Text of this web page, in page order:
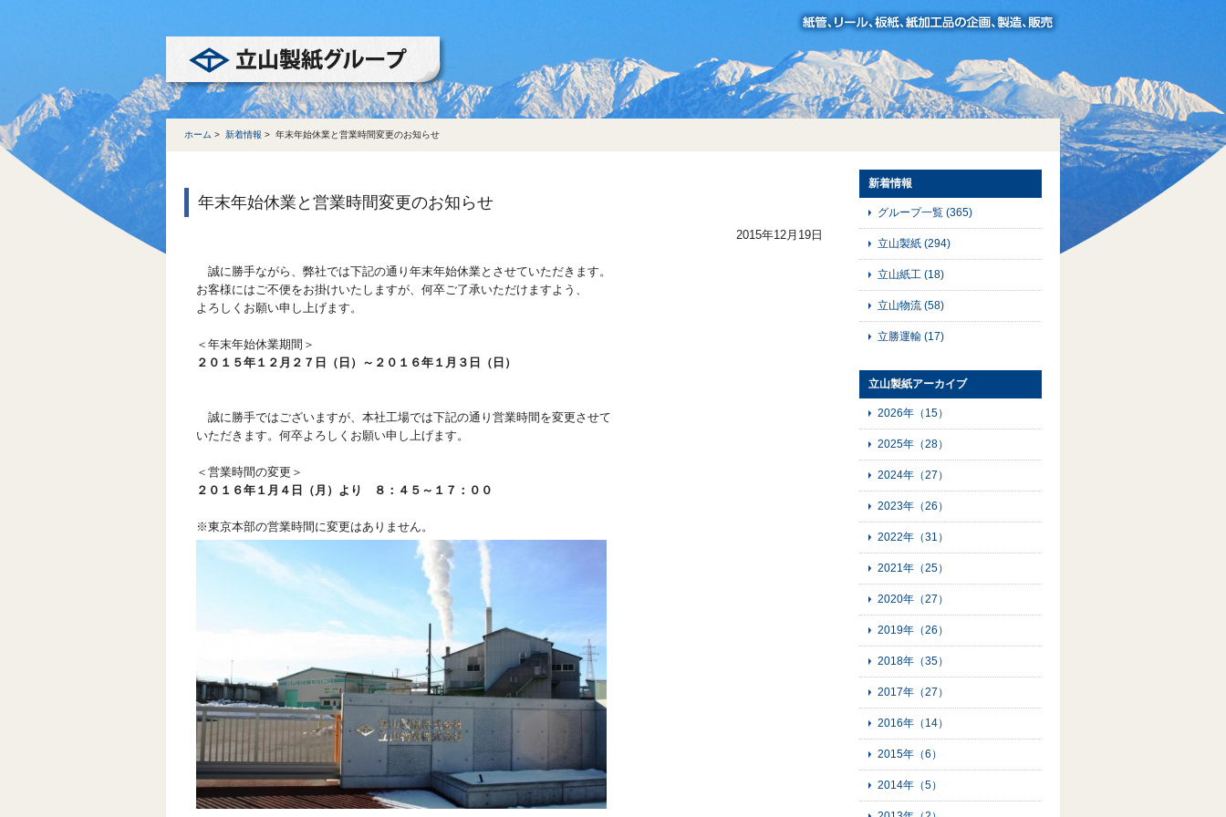
ホーム > 新着情報 > 年末年始休業と営業時間変更のお知らせ
年末年始休業と営業時間変更のお知らせ
2015年12月19日
誠に勝手ながら、弊社では下記の通り年末年始休業とさせていただきます。
お客様にはご不便をお掛けいたしますが、何卒ご了承いただけますよう、
よろしくお願い申し上げます。
＜年末年始休業期間＞
２０１５年１２月２７日（日）～２０１６年１月３日（日）
誠に勝手ではございますが、本社工場では下記の通り営業時間を変更させて
いただきます。何卒よろしくお願い申し上げます。
＜営業時間の変更＞
２０１６年１月４日（月）より ８：４５～１７：００
※東京本部の営業時間に変更はありません。
新着情報
グループ一覧 (365)
立山製紙 (294)
立山紙工 (18)
立山物流 (58)
立勝運輸 (17)
立山製紙アーカイブ
2026年（15）
2025年（28）
2024年（27）
2023年（26）
2022年（31）
2021年（25）
2020年（27）
2019年（26）
2018年（35）
2017年（27）
2016年（14）
2015年（6）
2014年（5）